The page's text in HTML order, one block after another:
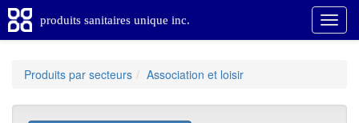
produits sanitaires unique inc.
Produits par secteurs Association et loisir